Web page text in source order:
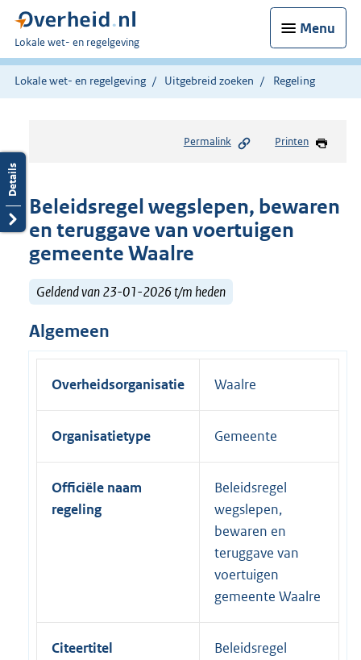
Menu
U
bent
hier:
Lokale wet- en regelgeving
Lokale wet- en regelgeving Uitgebreid zoeken Regeling
Permalink Printen
Beleidsregel wegslepen, bewaren
en teruggave van voertuigen
gemeente Waalre
Geldend van 23-01-2026 t/m heden
Algemeen
Overheidsorganisatie Waalre
Organisatietype Gemeente
Officiële naam
regeling
Beleidsregel
wegslepen,
bewaren en
teruggave van
voertuigen
gemeente Waalre
Citeertitel
Beleidsregel